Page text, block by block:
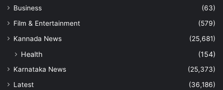
Business
(63)
Film & Entertainment
(579)
Kannada News
(25,681)
Health (154)
Karnataka News
(25,373)
Latest
(36,186)